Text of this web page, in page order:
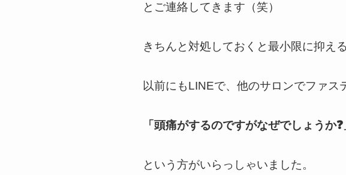
とご連絡してきます（笑）
きちんと対処しておくと最小限に抑え
以前にもLINEで、他のサロンでファス
「頭痛がするのですがなぜでしょうか❓
という方がいらっしゃいました。